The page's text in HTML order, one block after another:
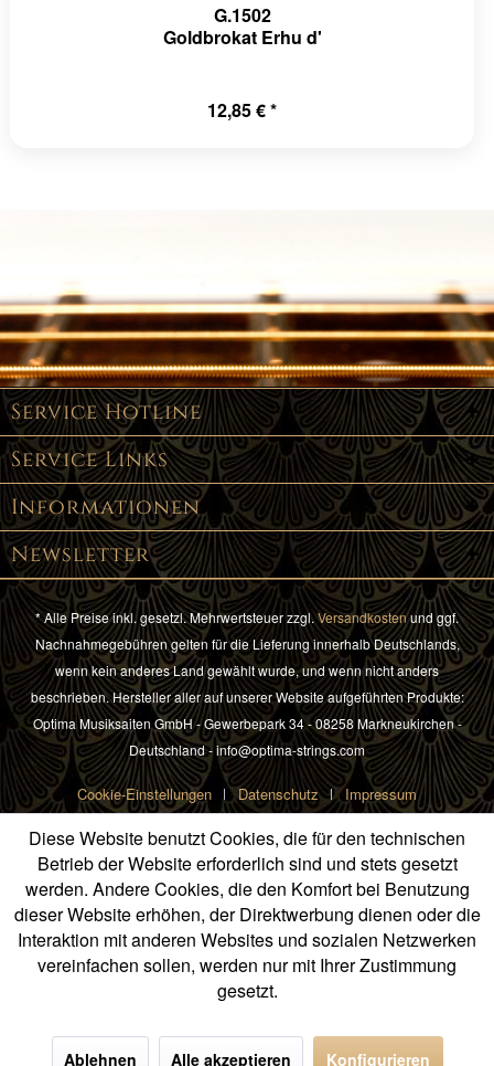
G.1502
Goldbrokat Erhu d'
12,85 € *
Service Hotline
Service Links
Informationen
Newsletter
* Alle Preise inkl. gesetzl. Mehrwertsteuer zzgl.Versandkostenund ggf.
Nachnahmegebühren gelten für die Lieferung innerhalb Deutschlands,
wenn kein anderes Land gewählt wurde, und wenn nicht anders
beschrieben. Hersteller aller auf unserer Website aufgeführten Produkte:
Optima Musiksaiten GmbH - Gewerbepark 34 - 08258 Markneukirchen -
Deutschland - info@optima-strings.com
Cookie-Einstellungen Datenschutz Impressum
Diese Website benutzt Cookies, die für den technischen
Betrieb der Website erforderlich sind und stets gesetzt
werden. Andere Cookies, die den Komfort bei Benutzung
dieser Website erhöhen, der Direktwerbung dienen oder die
Interaktion mit anderen Websites und sozialen Netzwerken
vereinfachen sollen, werden nur mit Ihrer Zustimmung
gesetzt.
Ablehnen Alle akzeptieren Konfigurieren